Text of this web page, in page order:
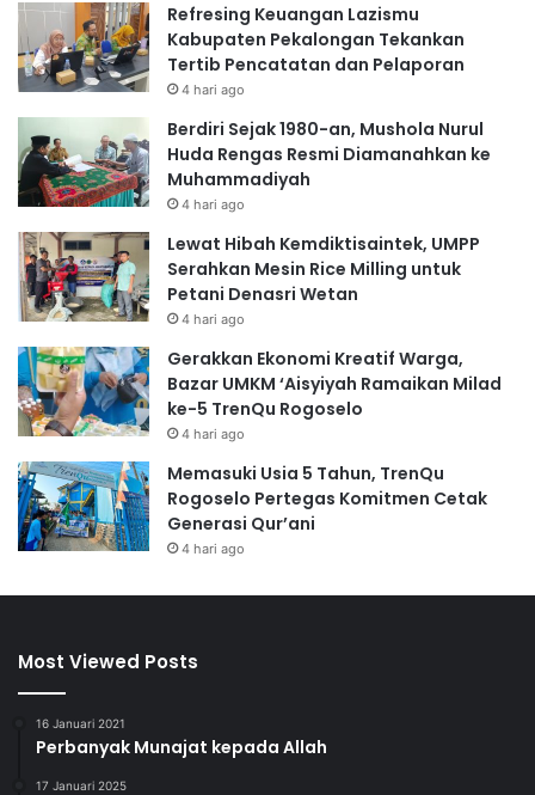
Refresing Keuangan Lazismu
Kabupaten Pekalongan Tekankan
Tertib Pencatatan dan Pelaporan
4 hari ago
Berdiri Sejak 1980-an, Mushola Nurul
Huda Rengas Resmi Diamanahkan ke
Muhammadiyah
4 hari ago
Lewat Hibah Kemdiktisaintek, UMPP
Serahkan Mesin Rice Milling untuk
Petani Denasri Wetan
4 hari ago
Gerakkan Ekonomi Kreatif Warga,
Bazar UMKM ‘Aisyiyah Ramaikan Milad
ke-5 TrenQu Rogoselo
4 hari ago
Memasuki Usia 5 Tahun, TrenQu
Rogoselo Pertegas Komitmen Cetak
Generasi Qur’ani
4 hari ago
Most Viewed Posts
16 Januari 2021
Perbanyak Munajat kepada Allah
17 Januari 2025